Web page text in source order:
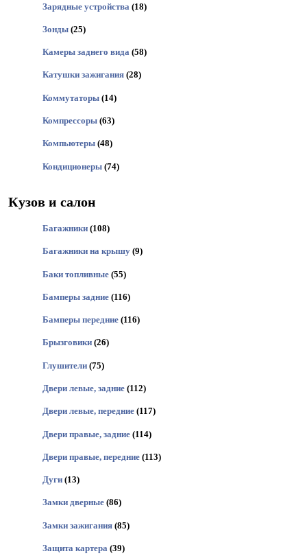
Зарядные устройства (18)
Зонды (25)
Камеры заднего вида (58)
Катушки зажигания (28)
Коммутаторы (14)
Компрессоры (63)
Компьютеры (48)
Кондиционеры (74)
Кузов и салон
Багажники (108)
Багажники на крышу (9)
Баки топливные (55)
Бамперы задние (116)
Бамперы передние (116)
Брызговики (26)
Глушители (75)
Двери левые, задние (112)
Двери левые, передние (117)
Двери правые, задние (114)
Двери правые, передние (113)
Дуги (13)
Замки дверные (86)
Замки зажигания (85)
Защита картера (39)